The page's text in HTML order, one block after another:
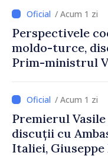
/ Acum 1 zi
Perspectivele
moldo-turce,
Prim-ministrul
Uygar Mustafa
/ Acum 1 zi
Premierul Vasile
discuții cu
Italiei, Giuseppe